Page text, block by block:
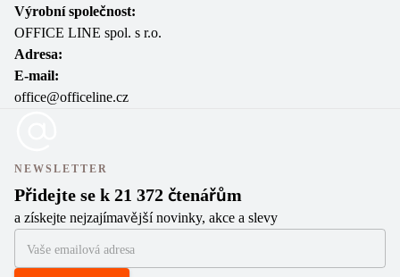
Výrobní společnost:
OFFICE LINE spol. s r.o.
Adresa:
E-mail:
office@officeline.cz
NEWSLETTER
Přidejte se k 21 372 čtenářům
a získejte nejzajímavější novinky, akce a slevy